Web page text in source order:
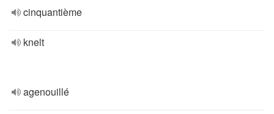
cinquantième
knelt
agenouillé